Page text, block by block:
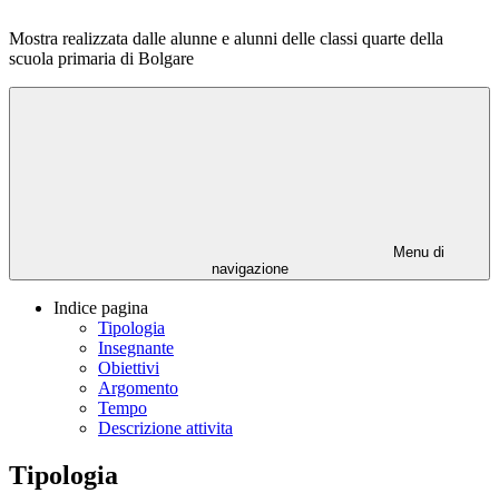
Mostra realizzata dalle alunne e alunni delle classi quarte della
scuola primaria di Bolgare
Menu di
navigazione
Indice pagina
Tipologia
Insegnante
Obiettivi
Argomento
Tempo
Descrizione attivita
Tipologia